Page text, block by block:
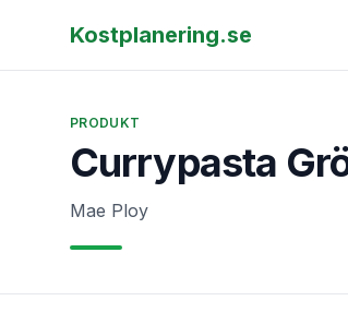
Kostplanering.se
PRODUKT
Currypasta
Mae Ploy